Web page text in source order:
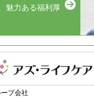
魅力ある福利厚
プ会社